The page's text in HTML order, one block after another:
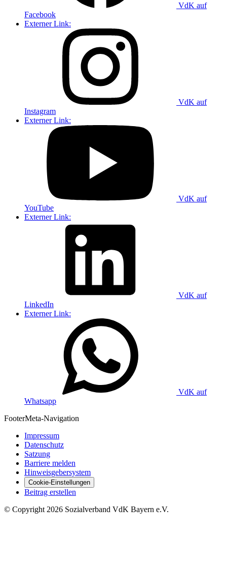
VdK auf
Facebook
Externer Link:
VdK auf
Instagram
Externer Link:
VdK auf
YouTube
Externer Link:
VdK auf
LinkedIn
Externer Link:
VdK auf
Whatsapp
FooterMeta-Navigation
Impressum
Datenschutz
Satzung
Barriere melden
Hinweisgebersystem
Cookie-Einstellungen
Beitrag erstellen
© Copyright 2026 Sozialverband VdK Bayern e.V.